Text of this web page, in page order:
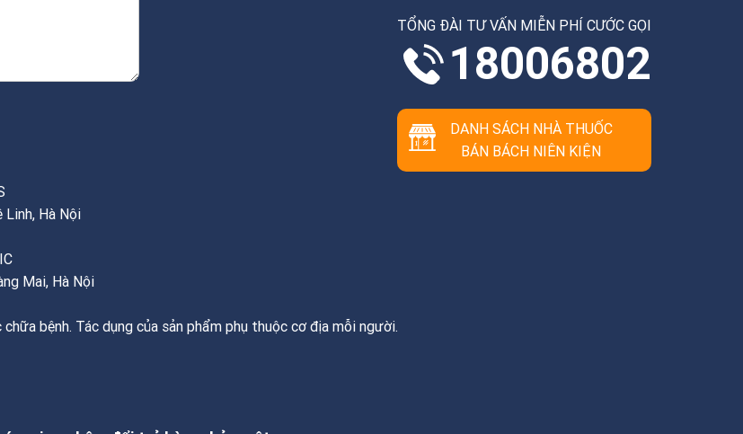
TỔNG ĐÀI TƯ VẤN MIỄN PHÍ CƯỚC GỌI
18006802
DANH SÁCH NHÀ THUỐC
BÁN BÁCH NIÊN KIỆN
Linh, Hà Nội
Mai, Hà Nội
bệnh. Tác dụng của sản phẩm phụ thuộc cơ địa mỗi người.